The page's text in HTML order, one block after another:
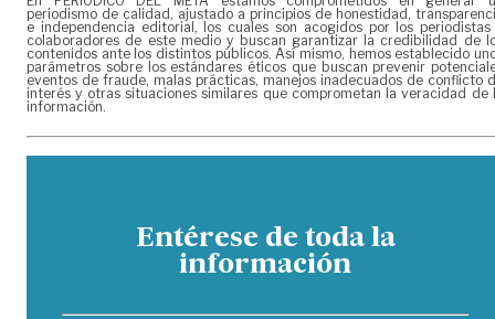
periodismo de calidad, ajustado a principios de honestidad,
e independencia editorial, los cuales son acogidos por los periodistas
colaboradores de este medio y buscan garantizar la credibilidad de
contenidos ante los distintos públicos. Así mismo, hemos establecido
parámetros sobre los estándares éticos que buscan prevenir
eventos de fraude, malas prácticas, manejos inadecuados de conflicto
interés y otras situaciones similares que comprometan la veracidad de
información.
Entérese de toda la
información